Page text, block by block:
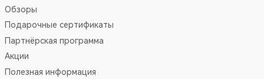
Обзоры
Подарочные сертификаты
Партнёрская программа
Акции
Полезная информация